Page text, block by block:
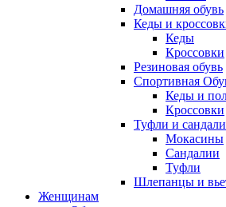
Домашняя обувь
Кеды и
Кеды
Кроссовки
Резиновая обувь
Спортивная
Кеды и
Кроссовки
Туфли и
Мокасины
Сандалии
Туфли
Шлепанцы и
Женщинам